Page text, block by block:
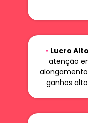
• Lucro
atenção
ganhos